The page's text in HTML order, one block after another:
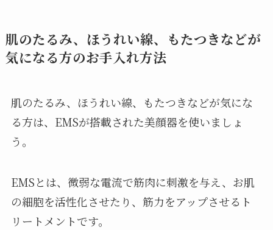
肌のたるみ、ほうれい線、もたつきなどが
気になる方のお手入れ方法
肌のたるみ、ほうれい線、もたつきなどが気にな
る方は、EMSが搭載された美顔器を使いましょ
う。
EMSとは、微弱な電流で筋肉に刺激を与え、お肌
の細胞を活性化させたり、筋力をアップさせるト
リートメントです。